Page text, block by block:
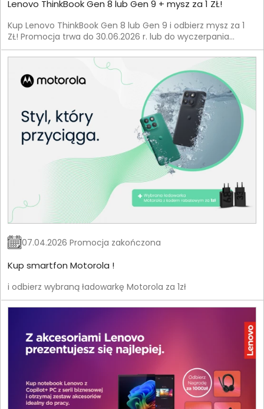
Lenovo ThinkBook Gen 8 lub Gen 9 + mysz za 1 ZŁ!
Kup Lenovo ThinkBook Gen 8 lub Gen 9 i odbierz mysz za 1
ZŁ! Promocja trwa do 30.06.2026 r. lub do wyczerpania
zapasów.
07.04.2026 Promocja zakończona
Kup smartfon Motorola !
i odbierz wybraną ładowarkę Motorola za 1zł